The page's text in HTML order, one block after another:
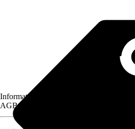
Informationen des Verkäufers, wie z. B.
AGB, finden Sie bei Klick auf den